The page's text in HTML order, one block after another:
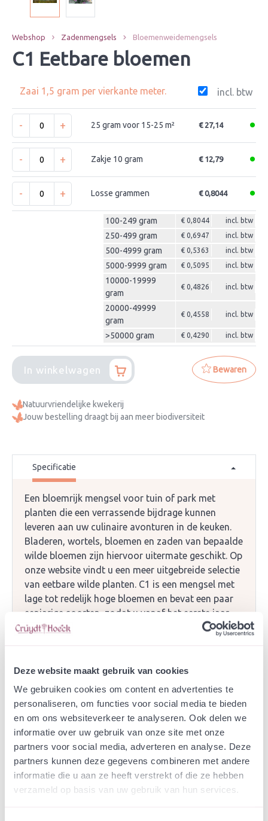
Deze website maakt gebruik van cookies
We gebruiken cookies om content en advertenties te
personaliseren, om functies voor social media te bieden
en om ons websiteverkeer te analyseren. Ook delen we
informatie over uw gebruik van onze site met onze
partners voor social media, adverteren en analyse. Deze
partners kunnen deze gegevens combineren met andere
informatie die u aan ze heeft verstrekt of die ze hebben
verzameld op basis van uw gebruik van hun services.
Webshop Zadenmengsels Bloemenweidemengsels
C1 Eetbare bloemen
Zaai 1,5 gram per vierkante meter. incl. btw
- + 25 gram voor 15-25 m² € 27,14
- + Zakje 10 gram € 12,79
- + Losse grammen € 0,8044
100-249 gram € 0,8044 incl. btw
250-499 gram € 0,6947 incl. btw
500-4999 gram € 0,5363 incl. btw
5000-9999 gram € 0,5095 incl. btw
10000-19999
gram
€ 0,4826 incl. btw
20000-49999
gram
€ 0,4558 incl. btw
>50000 gram € 0,4290 incl. btw
In winkelwagen Bewaren
Natuurvriendelijke kwekerij
Jouw bestelling draagt bij aan meer biodiversiteit
Specificatie
Een bloemrijk mengsel voor tuin of park met
planten die een verrassende bijdrage kunnen
leveren aan uw culinaire avonturen in de keuken.
Bladeren, wortels, bloemen en zaden van bepaalde
wilde bloemen zijn hiervoor uitermate geschikt. Op
onze website vindt u een meer uitgebreide selectie
van eetbare wilde planten. C1 is een mengsel met
lage tot redelijk hoge bloemen en bevat een paar
eenjarige soorten, zodat u vanaf het eerste jaar
iets te verzamelen heeft. Dit mengsel is geschikt
het tweede en derde jaar het meest bloemrijke
resultaat verwachten.
Beheer:Jaarlijks kunt u eruit knippen of plukken
wat u wilt. De weide moet u 1 - 2 keer per jaar
maaien en afvoeren, bij voorkeur gefaseerd, zodat
er altijd een deel van de bloemenweide blijft staan
voor u en voor de insecten.